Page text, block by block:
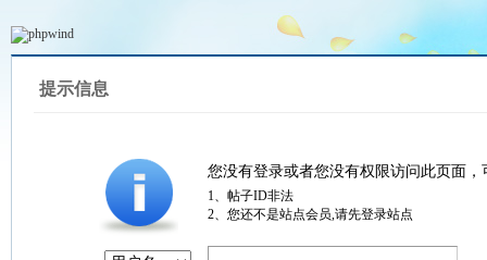
提示信息
您没有登录或者您没有权限访问此页面
1、帖子ID非法
2、您还不是站点会员,请先登录站点